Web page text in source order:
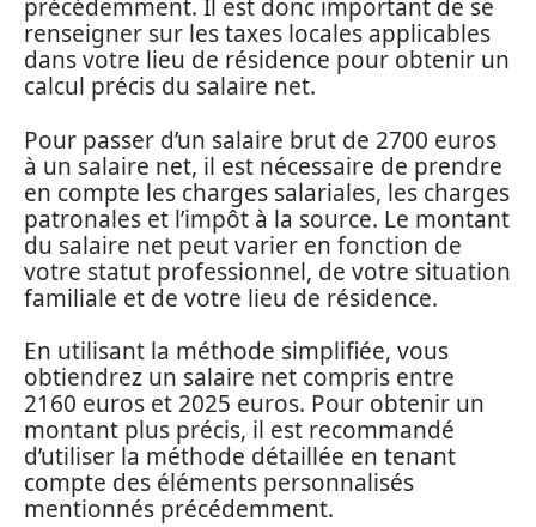
précédemment. Il est donc important de se
renseigner sur les taxes locales applicables
dans votre lieu de résidence pour obtenir un
calcul précis du salaire net.
Pour passer d’un salaire brut de 2700 euros
à un salaire net, il est nécessaire de prendre
en compte les charges salariales, les charges
patronales et l’impôt à la source. Le montant
du salaire net peut varier en fonction de
votre statut professionnel, de votre situation
familiale et de votre lieu de résidence.
En utilisant la méthode simplifiée, vous
obtiendrez un salaire net compris entre
2160 euros et 2025 euros. Pour obtenir un
montant plus précis, il est recommandé
d’utiliser la méthode détaillée en tenant
compte des éléments personnalisés
mentionnés précédemment.